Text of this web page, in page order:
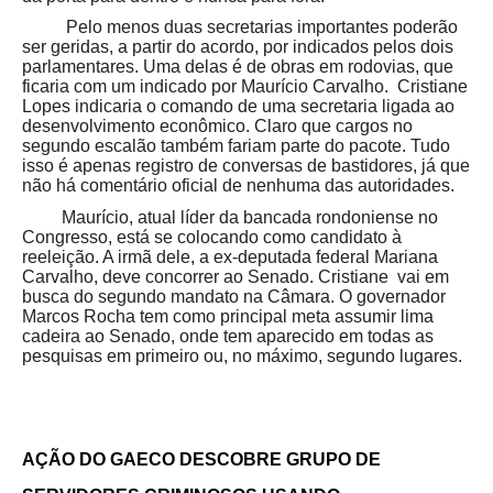
Pelo menos duas secretarias importantes poderão
ser geridas, a partir do acordo, por indicados pelos dois
parlamentares. Uma delas é de obras em rodovias, que
ficaria com um indicado por Maurício Carvalho. Cristiane
Lopes indicaria o comando de uma secretaria ligada ao
desenvolvimento econômico. Claro que cargos no
segundo escalão também fariam parte do pacote. Tudo
isso é apenas registro de conversas de bastidores, já que
não há comentário oficial de nenhuma das autoridades.
Maurício, atual líder da bancada rondoniense no
Congresso, está se colocando como candidato à
reeleição. A irmã dele, a ex-deputada federal Mariana
Carvalho, deve concorrer ao Senado. Cristiane vai em
busca do segundo mandato na Câmara. O governador
Marcos Rocha tem como principal meta assumir lima
cadeira ao Senado, onde tem aparecido em todas as
pesquisas em primeiro ou, no máximo, segundo lugares.
AÇÃO DO GAECO DESCOBRE GRUPO DE